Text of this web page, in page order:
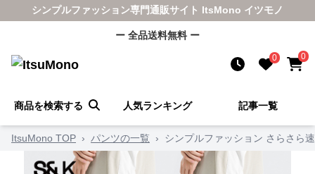
シンプルファッション専門通販サイト ItsMono イツモノ
ー 全品送料無料 ー
0 0
商品を検索する 人気ランキング 記事一覧
ItsuMono TOP › パンツの一覧 › シンプルファッション さらさら